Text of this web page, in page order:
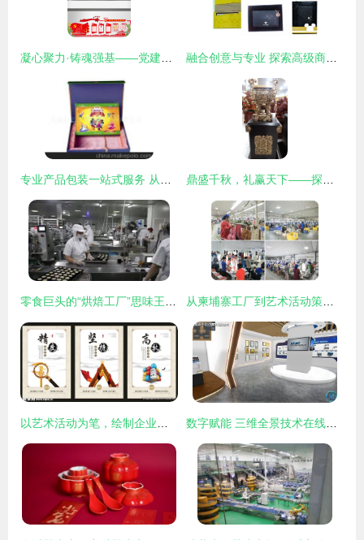
凝心聚力·铸魂强基——党建文化墙模版设计理念与实践 融合创意与专业 探索高级商务名片夹的时尚新境界
专业产品包装一站式服务 从设计、印刷到定制，北京科艺金辉文化发展的艺术赋能 鼎盛千秋，礼赢天下——探析临沂瑞德文化传媒2.2米龙鼎的商务与庆典价值
零食巨头的“烘焙工厂”思味王 老字号如何将文化基因注入年轻化产品 从柬埔寨工厂到艺术活动策划 传统制造业的文化跨界探索
以艺术活动为笔，绘制企业文化设计图 数字赋能 三维全景技术在线上再现文化展馆的真实环境